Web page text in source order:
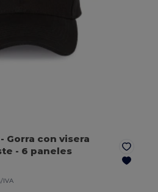
- Gorra con visera
- 6 paneles
IVA